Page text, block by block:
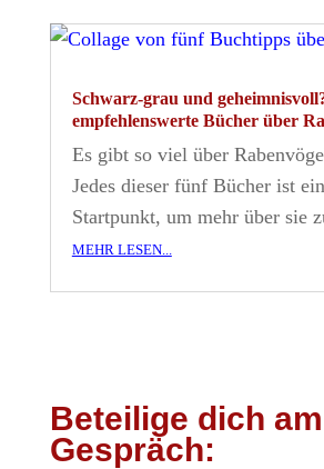
Schwarz-grau und
empfehlenswerte Bücher über
Es gibt so viel über
Jedes dieser fünf Bücher ist
Startpunkt, um mehr über sie
mehr lesen...
Beteilige dich am
Gespräch: